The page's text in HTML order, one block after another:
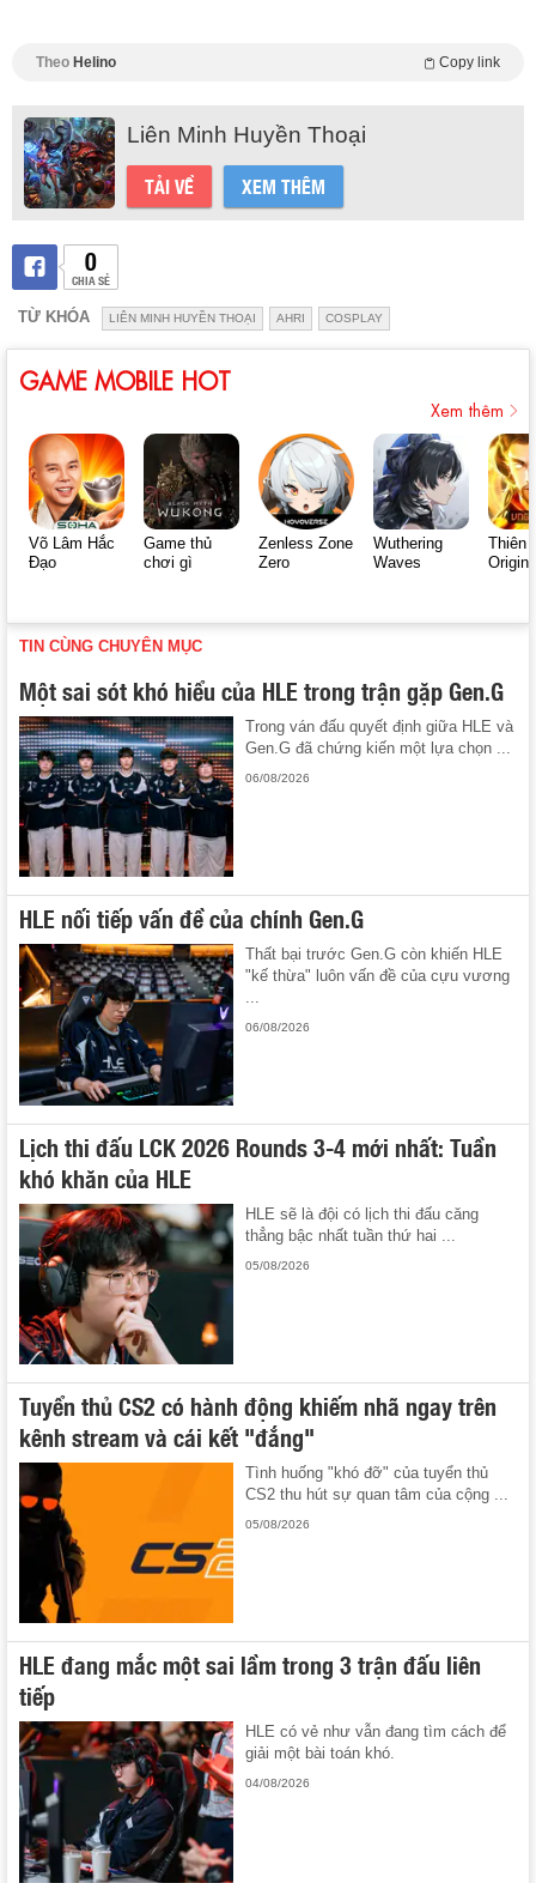
Theo Helino Copy link
Liên Minh Huyền Thoại
TẢI VỀ XEM THÊM
0
CHIA SẺ
TỪ KHÓA LIÊN MINH HUYỀN THOẠI AHRI COSPLAY
GAME MOBILE HOT
Xem thêm
Võ Lâm Hắc
Đạo
Game thủ
chơi gì
Zenless Zone
Zero
Wuthering
Waves
Thiên
Origin
TIN CÙNG CHUYÊN MỤC
Một sai sót khó hiểu của HLE trong trận gặp Gen.G
Trong ván đấu quyết định giữa HLE và
Gen.G đã chứng kiến một lựa chọn ...
06/08/2026
HLE nối tiếp vấn đề của chính Gen.G
Thất bại trước Gen.G còn khiến HLE
"kế thừa" luôn vấn đề của cựu vương
...
06/08/2026
Lịch thi đấu LCK 2026 Rounds 3-4 mới nhất: Tuần
khó khăn của HLE
HLE sẽ là đội có lịch thi đấu căng
thẳng bậc nhất tuần thứ hai ...
05/08/2026
Tuyển thủ CS2 có hành động khiếm nhã ngay trên
kênh stream và cái kết "đắng"
Tình huống "khó đỡ" của tuyển thủ
CS2 thu hút sự quan tâm của cộng ...
05/08/2026
HLE đang mắc một sai lầm trong 3 trận đấu liên
tiếp
HLE có vẻ như vẫn đang tìm cách để
giải một bài toán khó.
04/08/2026